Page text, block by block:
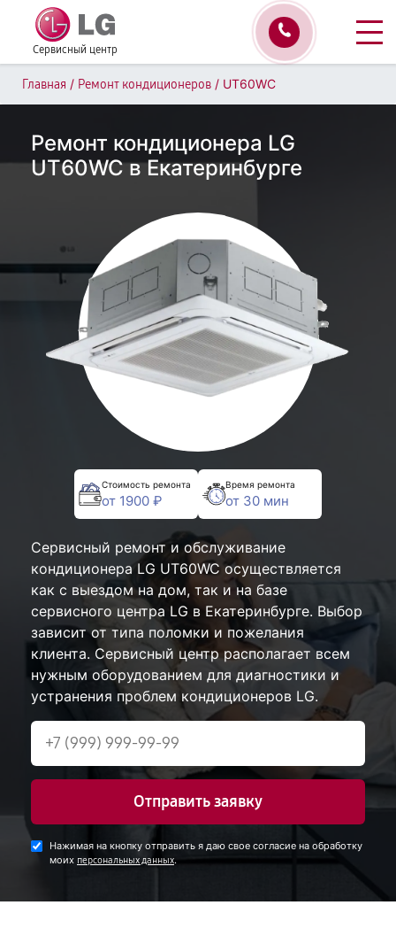
Сервисный центр
Главная / Ремонт кондиционеров / UT60WC
Ремонт кондиционера LG
UT60WC в Екатеринбурге
Стоимость ремонта
от 1900 ₽
Время ремонта
от 30 мин
Сервисный ремонт и обслуживание
кондиционера LG UT60WC осуществляется
как с выездом на дом, так и на базе
сервисного центра LG в Екатеринбурге. Выбор
зависит от типа поломки и пожелания
клиента. Сервисный центр располагает всем
нужным оборудованием для диагностики и
устранения проблем кондиционеров LG.
Отправить заявку
Нажимая на кнопку отправить я даю свое согласие на обработку
моих персональных данных.